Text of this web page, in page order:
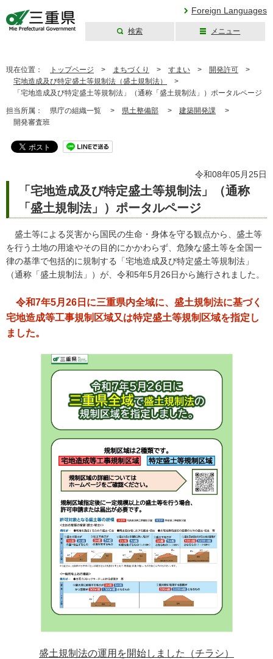
Foreign Languages
検索 メニュー
現在位置： トップページ > まちづくり > すまい > 開発許可 >
宅地造成及び特定盛土等規制法（盛土規制法）
>
「宅地造成及び特定盛土等規制法」（通称「盛土規制法」）ポータルページ
担当所属： 県庁の組織一覧 > 県土整備部 > 建築開発課 >
開発審査班
令和08年05月25日
「宅地造成及び特定盛土等規制法」（通称
「盛土規制法」）ポータルページ
盛土等による災害から国民の生命・身体を守る観点から、盛土等
を行う土地の用途やその目的にかかわらず、危険な盛土等を全国一
律の基準で包括的に規制する「宅地造成及び特定盛土等規制法」
（通称「盛土規制法」）が、令和5年5月26日から施行されました。
令和7年5月26日に三重県内全域に、盛土規制法に基づく
宅地造成等工事規制区域又は特定盛土等規制区域を指定し
ました。
盛土規制法の運用を開始しました（チラシ）